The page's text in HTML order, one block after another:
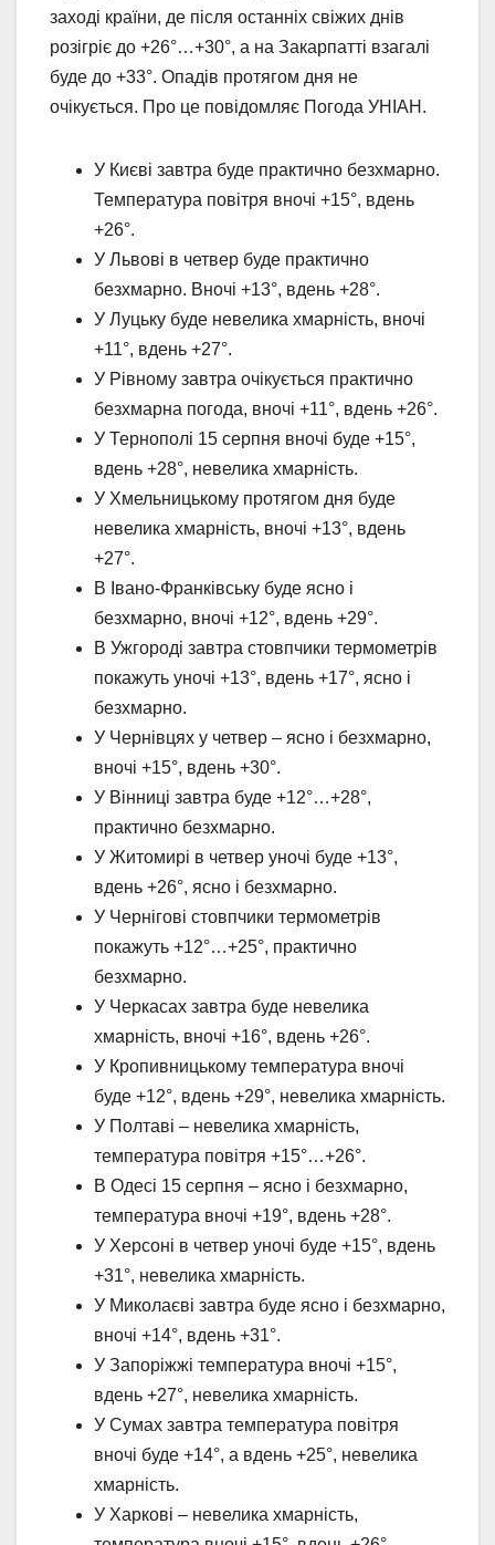
заході країни, де після останніх свіжих днів
розігріє до +26°…+30°, а на Закарпатті взагалі
буде до +33°. Опадів протягом дня не
очікується. Про це повідомляє Погода УНІАН.
У Києві завтра буде практично безхмарно.
Температура повітря вночі +15°, вдень
+26°.
У Львові в четвер буде практично
безхмарно. Вночі +13°, вдень +28°.
У Луцьку буде невелика хмарність, вночі
+11°, вдень +27°.
У Рівному завтра очікується практично
безхмарна погода, вночі +11°, вдень +26°.
У Тернополі 15 серпня вночі буде +15°,
вдень +28°, невелика хмарність.
У Хмельницькому протягом дня буде
невелика хмарність, вночі +13°, вдень
+27°.
В Івано-Франківську буде ясно і
безхмарно, вночі +12°, вдень +29°.
В Ужгороді завтра стовпчики термометрів
покажуть уночі +13°, вдень +17°, ясно і
безхмарно.
У Чернівцях у четвер – ясно і безхмарно,
вночі +15°, вдень +30°.
У Вінниці завтра буде +12°…+28°,
практично безхмарно.
У Житомирі в четвер уночі буде +13°,
вдень +26°, ясно і безхмарно.
У Чернігові стовпчики термометрів
покажуть +12°…+25°, практично
безхмарно.
У Черкасах завтра буде невелика
хмарність, вночі +16°, вдень +26°.
У Кропивницькому температура вночі
буде +12°, вдень +29°, невелика хмарність.
У Полтаві – невелика хмарність,
температура повітря +15°…+26°.
В Одесі 15 серпня – ясно і безхмарно,
температура вночі +19°, вдень +28°.
У Херсоні в четвер уночі буде +15°, вдень
+31°, невелика хмарність.
У Миколаєві завтра буде ясно і безхмарно,
вночі +14°, вдень +31°.
У Запоріжжі температура вночі +15°,
вдень +27°, невелика хмарність.
У Сумах завтра температура повітря
вночі буде +14°, а вдень +25°, невелика
хмарність.
У Харкові – невелика хмарність,